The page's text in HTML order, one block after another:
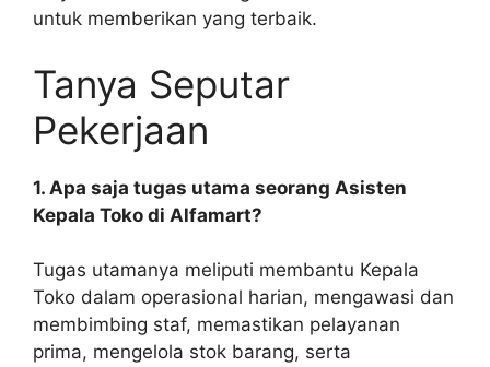
untuk memberikan yang terbaik.
Tanya Seputar
Pekerjaan
1. Apa saja tugas utama seorang Asisten
Kepala Toko di Alfamart?
Tugas utamanya meliputi membantu Kepala
Toko dalam operasional harian, mengawasi dan
membimbing staf, memastikan pelayanan
prima, mengelola stok barang, serta